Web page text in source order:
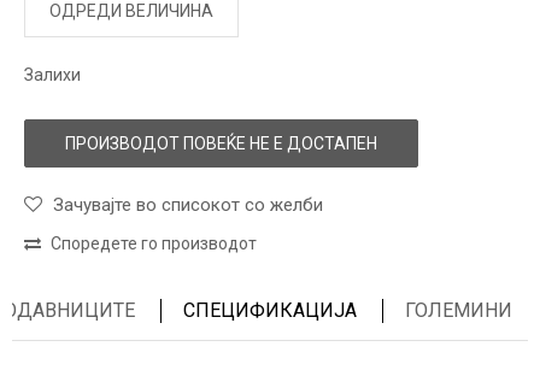
ОДРЕДИ ВЕЛИЧИНА
Залихи
ПРОИЗВОДОТ ПОВЕЌЕ НЕ Е ДОСТАПЕН
Зачувајте во списокот со желби
Споредете го производот
СПЕЦИФИКАЦИЈА ГОЛЕМИНИ